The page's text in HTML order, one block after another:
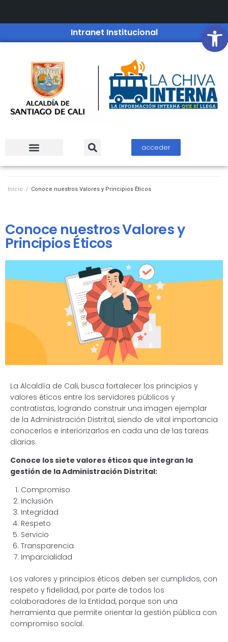
Intranet Institucional
acceder
Inicio / Conoce nuestros Valores y Principios Éticos
Conoce nuestros Valores y
Principios Éticos
La Alcaldía de Cali, busca fortalecer los principios y
valores éticos entre los servidores públicos y
contratistas, logrando construir una imagen ejemplar
de la Administración Distrital, siendo de vital importancia
conocerlos e interiorizarlos en cada una de las tareas
diarias.
Conoce los siete valores éticos que integran la
gestión de la Administración Distrital:
Compromiso
Inclusión
Integridad
Respeto
Servicio
Transparencia
Imparcialidad
Los valores y principios éticos deben ser cumplidos, con
respeto y fidelidad, por parte de todos los
colaboradores de la Entidad, porque son una
herramienta que permite orientar la gestión pública con
compromiso social.